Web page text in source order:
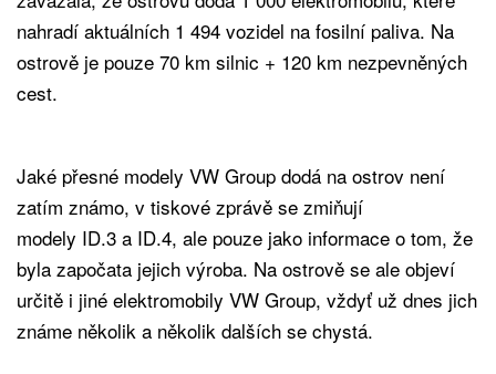
nahradí aktuálních 1 494 vozidel na fosilní paliva. Na
ostrově je pouze 70 km silnic + 120 km nezpevněných
cest.
Jaké přesné modely VW Group dodá na ostrov není
zatím známo, v tiskové zprávě se zmiňují
modely ID.3 a ID.4, ale pouze jako informace o tom, že
byla započata jejich výroba. Na ostrově se ale objeví
určitě i jiné elektromobily VW Group, vždyť už dnes jich
známe několik a několik dalších se chystá.